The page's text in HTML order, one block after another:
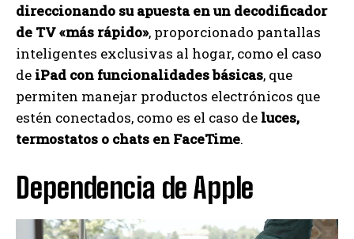
direccionando su apuesta en un decodificador
de TV «más rápido», proporcionado pantallas
inteligentes exclusivas al hogar, como el caso
de iPad con funcionalidades básicas, que
permiten manejar productos electrónicos que
estén conectados, como es el caso de luces,
termostatos o chats en FaceTime.
Dependencia de Apple